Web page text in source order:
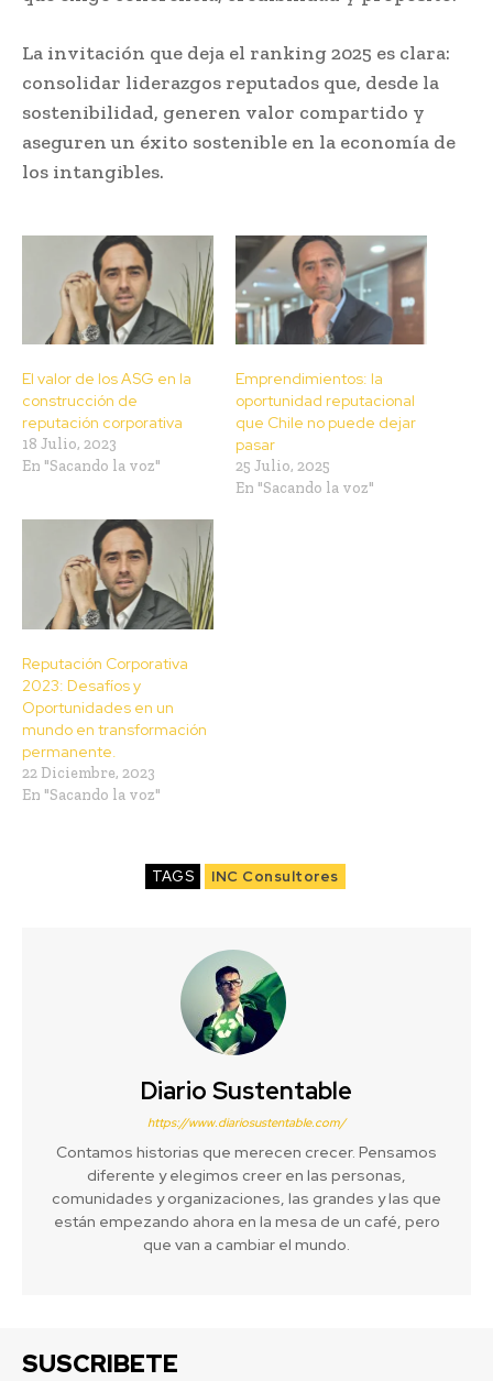
La invitación que deja el ranking 2025 es clara:
consolidar liderazgos reputados que, desde la
sostenibilidad, generen valor compartido y
aseguren un éxito sostenible en la economía de
los intangibles.
El valor de los ASG en la
construcción de
reputación corporativa
18 Julio, 2023
En "Sacando la voz"
Emprendimientos: la
oportunidad reputacional
que Chile no puede dejar
pasar
25 Julio, 2025
En "Sacando la voz"
Reputación Corporativa
2023: Desafíos y
Oportunidades en un
mundo en transformación
permanente.
22 Diciembre, 2023
En "Sacando la voz"
TAGS INC Consultores
Diario Sustentable
https://www.diariosustentable.com/
Contamos historias que merecen crecer. Pensamos
diferente y elegimos creer en las personas,
comunidades y organizaciones, las grandes y las que
están empezando ahora en la mesa de un café, pero
que van a cambiar el mundo.
SUSCRIBETE